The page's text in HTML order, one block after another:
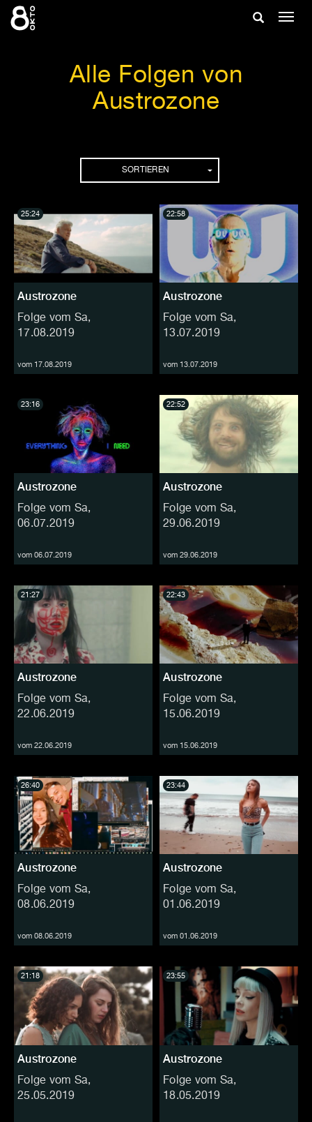
Zum
Inhalt
Suche
Alle Folgen von
Austrozone
SORTIEREN
Austrozone
Folge vom Sa,
17.08.2019
vom 17.08.2019
25:24
Austrozone
Folge vom Sa,
13.07.2019
vom 13.07.2019
22:58
Austrozone
Folge vom Sa,
06.07.2019
vom 06.07.2019
23:16
Austrozone
Folge vom Sa,
29.06.2019
vom 29.06.2019
22:52
Austrozone
Folge vom Sa,
22.06.2019
vom 22.06.2019
21:27
Austrozone
Folge vom Sa,
15.06.2019
vom 15.06.2019
22:43
Austrozone
Folge vom Sa,
08.06.2019
vom 08.06.2019
26:40
Austrozone
Folge vom Sa,
01.06.2019
vom 01.06.2019
23:44
Austrozone
Folge vom Sa,
25.05.2019
21:18
Austrozone
Folge vom Sa,
18.05.2019
23:55